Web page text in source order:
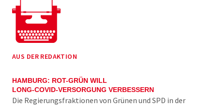
AUS DER REDAKTION
HAMBURG: ROT-GRÜN WILL
LONG-COVID-VERSORGUNG VERBESSERN
Die Regierungsfraktionen von Grünen und SPD in der